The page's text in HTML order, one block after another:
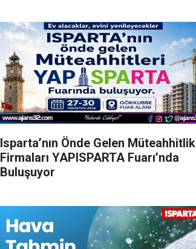
Isparta’nın Önde Gelen Müteahhitlik
Firmaları YAPISPARTA Fuarı’nda
Buluşuyor